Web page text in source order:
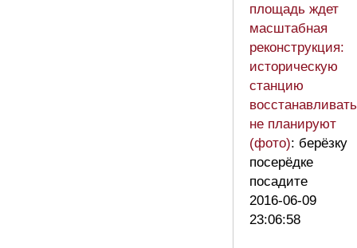
площадь ждет
масштабная
реконструкция:
историческую
станцию
восстанавливать
не планируют
(фото): берёзку
посерёдке
посадите
2016-06-09
23:06:58